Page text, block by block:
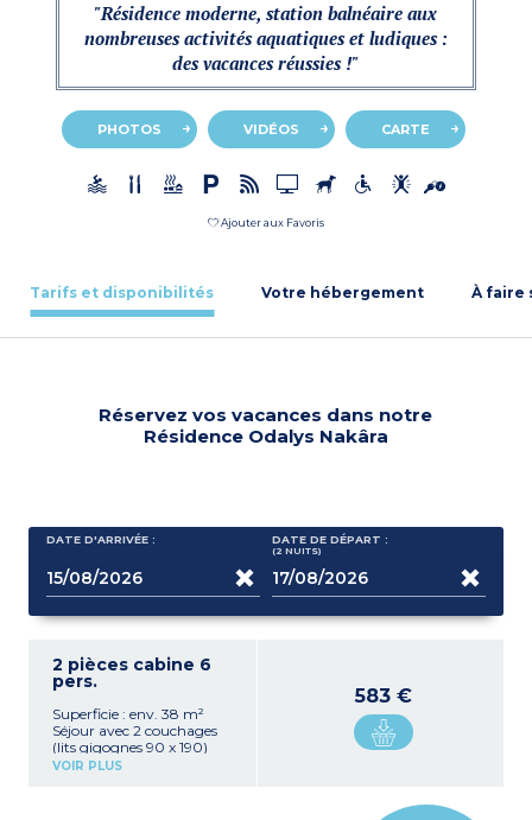
"Résidence moderne, station balnéaire aux
nombreuses activités aquatiques et ludiques :
des vacances réussies !"
PHOTOS VIDÉOS CARTE
Ajouter aux Favoris
Tarifs et disponibilités Votre hébergement À faire
Réservez vos vacances dans notre
Résidence Odalys Nakâra
DATE D'ARRIVÉE : DATE DE DÉPART :
(2 NUITS)
2 pièces cabine 6
pers.
Superficie : env. 38 m²
Séjour avec 2 couchages
(lits gigognes 90 x 190)
Kitchenette équipée
VOIR PLUS
583 €